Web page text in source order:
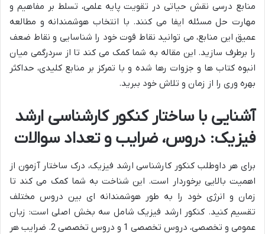
منابع درسی نقش حیاتی در تقویت پایه علمی، تسلط بر مفاهیم و
مهارت حل مسئله ایفا می کنند. با انتخاب هوشمندانه و مطالعه
عمیق این منابع، می توانید نقاط قوت خود را شناسایی و نقاط ضعف
را برطرف سازید. این مقاله به شما کمک می کند تا از سردرگمی میان
انبوه کتاب ها و جزوات رها شده و با تمرکز بر منابع کلیدی، حداکثر
بهره وری را از زمان و تلاش خود ببرید.
آشنایی با ساختار کنکور کارشناسی ارشد
فیزیک: دروس، ضرایب و تعداد سوالات
برای هر داوطلب کنکور کارشناسی ارشد فیزیک، درک ساختار آزمون از
اهمیت بالایی برخوردار است. این شناخت به شما کمک می کند تا
زمان و انرژی خود را به طور هوشمندانه ای بین دروس مختلف
تقسیم کنید. کنکور ارشد فیزیک شامل سه بخش اصلی است: زبان
عمومی و تخصصی، دروس تخصصی 1 و دروس تخصصی 2. ضرایب هر